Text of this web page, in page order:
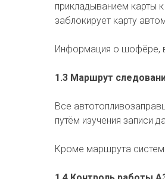
прикладыванием карты
заблокирует карту
Информация о шофёре,
1.3 Маршрут
Все
путём изучения записи
Кроме маршрута